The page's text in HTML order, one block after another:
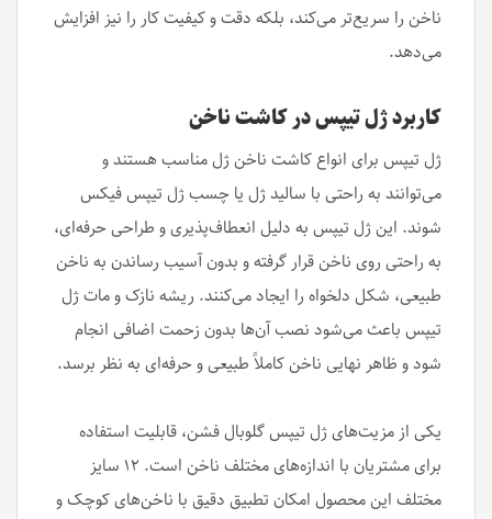
ناخن را سریع‌تر می‌کند، بلکه دقت و کیفیت کار را نیز افزایش
می‌دهد.
کاربرد ژل تیپس در کاشت ناخن
ژل تیپس‌ برای انواع کاشت ناخن ژل مناسب هستند و
می‌توانند به راحتی با سالید ژل یا چسب ژل تیپس فیکس
شوند. این ژل تیپس‌ به دلیل انعطاف‌پذیری و طراحی حرفه‌ای،
به راحتی روی ناخن قرار گرفته و بدون آسیب رساندن به ناخن
طبیعی، شکل دلخواه را ایجاد می‌کنند. ریشه نازک و مات ژل
تیپس‌ باعث می‌شود نصب آن‌ها بدون زحمت اضافی انجام
شود و ظاهر نهایی ناخن کاملاً طبیعی و حرفه‌ای به نظر برسد.
یکی از مزیت‌های ژل تیپس گلوبال فشن، قابلیت استفاده
برای مشتریان با اندازه‌های مختلف ناخن است. ۱۲ سایز
مختلف این محصول امکان تطبیق دقیق با ناخن‌های کوچک و